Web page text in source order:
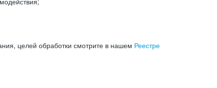
целей обработки смотрите в нашем Реестре